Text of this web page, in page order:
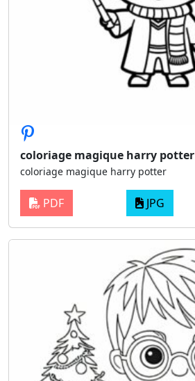
coloriage magique harry potter
coloriage magique harry potter
PDF JPG